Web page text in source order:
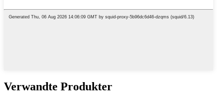
Verwandte Produkter